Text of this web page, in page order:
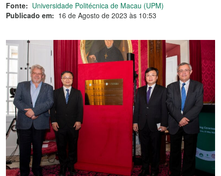
Fonte: Universidade Politécnica de Macau (UPM)
Publicado em: 16 de Agosto de 2023 às 10:53